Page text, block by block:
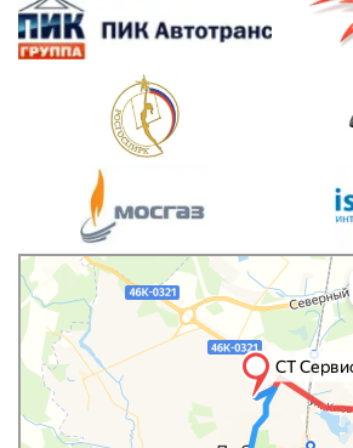
Яндекс.Карты
Яндекс.Карты — транспорт, навигация, поиск мест